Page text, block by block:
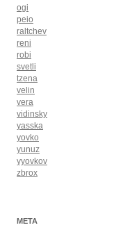
ogi
peio
raltchev
reni
robi
svetli
tzena
velin
vera
vidinsky
yasska
yovko
yunuz
yyovkov
zbrox
META